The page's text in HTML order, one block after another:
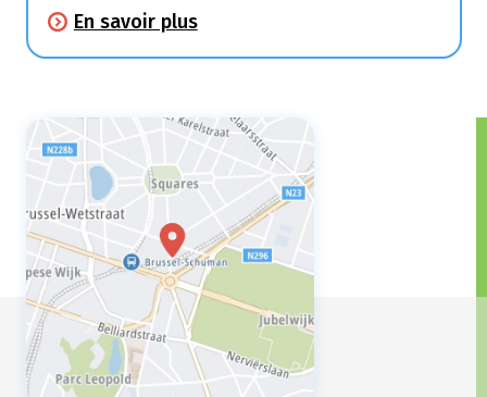
gorge, de votre trachée et de vos
poumons.
En savoir plus